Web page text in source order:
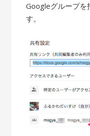
Googleグループを
す。